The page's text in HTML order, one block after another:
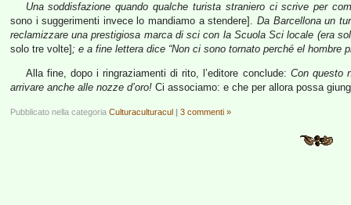
Una soddisfazione quando qualche turista straniero ci scrive per
sono i suggerimenti invece lo mandiamo a stendere]. Da Barcellona un
reclamizzare una prestigiosa marca di sci con la Scuola Sci locale (era
solo tre volte]; e a fine lettera dice “Non ci sono tornato perché el hombre
Alla fine, dopo i ringraziamenti di rito, l’editore conclude: Con questo
arrivare anche alle nozze d’oro! Ci associamo: e che per allora possa
Pubblicato nella categoria Culturaculturacul | 3 commenti »